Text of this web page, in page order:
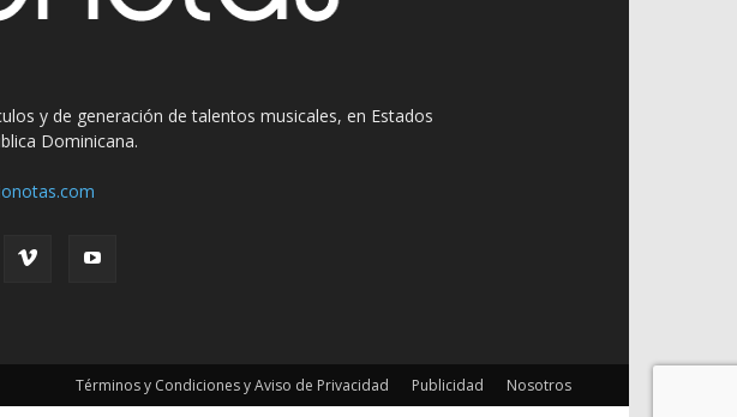
y de generación de talentos musicales, en Estados
Dominicana.
Términos y Condiciones y Aviso de Privacidad Publicidad Nosotros